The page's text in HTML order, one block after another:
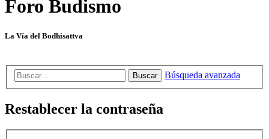
Foro Budismo
La Vía del Bodhisattva
Buscar Búsqueda avanzada
Restablecer la contraseña